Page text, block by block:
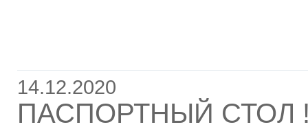
14.12.2020
ПАСПОРТНЫЙ СТОЛ